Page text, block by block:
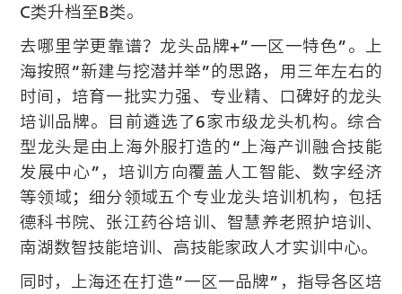
C类升档至B类。
去哪里学更靠谱？龙头品牌+”一区一特色”。上
海按照“新建与挖潜并举”的思路，用三年左右的
时间，培育一批实力强、专业精、口碑好的龙头
培训品牌。目前遴选了6家市级龙头机构。综合
型龙头是由上海外服打造的“上海产训融合技能
发展中心”，培训方向覆盖人工智能、数字经济
等领域；细分领域五个专业龙头培训机构，包括
德科书院、张江药谷培训、智慧养老照护培训、
南湖数智技能培训、高技能家政人才实训中心。
同时，上海还在打造”一区一品牌”，指导各区培